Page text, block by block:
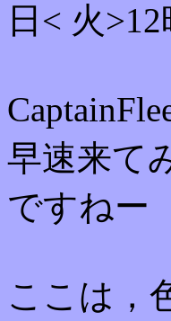
日< 火
早速来て
ですねー
ここは，